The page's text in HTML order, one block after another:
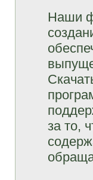
Наши
за то,